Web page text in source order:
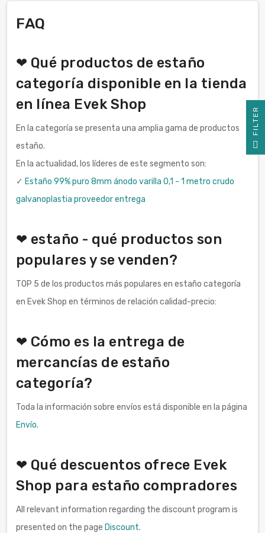
FAQ
❤ Qué productos de estaño
categoría disponible en la tienda
en línea Evek Shop
En la categoría se presenta una amplia gama de productos
estaño.
En la actualidad, los líderes de este segmento son:
✓ Estaño 99% puro 8mm ánodo varilla 0,1 - 1 metro crudo
galvanoplastia proveedor entrega
❤ estaño - qué productos son
populares y se venden?
TOP 5 de los productos más populares en estaño categoría
en Evek Shop en términos de relación calidad-precio:
❤ Cómo es la entrega de
mercancías de estaño
categoría?
Toda la información sobre envíos está disponible en la página
Envío.
❤ Qué descuentos ofrece Evek
Shop para estaño compradores
All relevant information regarding the discount program is
presented on the page Discount.
R